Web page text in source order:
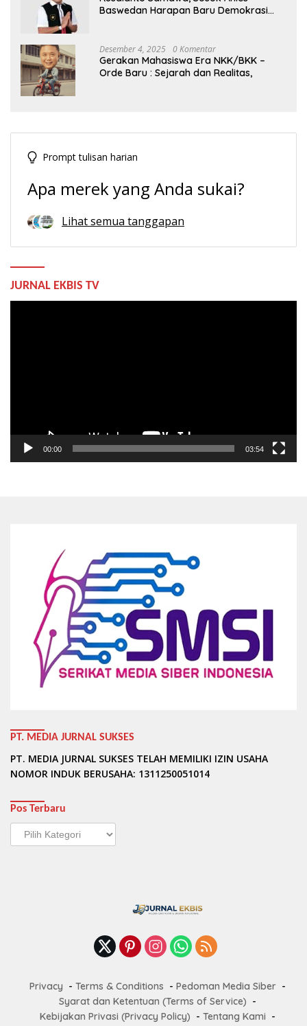
Baswedan Harapan Baru Demokrasi
Desember 4, 2025 0 Komentar
Gerakan Mahasiswa Era NKK/BKK –
Orde Baru : Sejarah dan Realitas,
Prompt tulisan harian
Apa merek yang Anda sukai?
Lihat semua tanggapan
JURNAL EKBIS TV
00:00 03:54
PT. MEDIA JURNAL SUKSES
PT. MEDIA JURNAL SUKSES TELAH MEMILIKI IZIN USAHA
NOMOR INDUK BERUSAHA: 1311250051014
Pos Terbaru
Pos
Terbaru
Privacy Terms & Conditions
Pedoman Media Siber
Syarat dan Ketentuan (Terms of Service)
Kebijakan Privasi (Privacy Policy)
Tentang Kami